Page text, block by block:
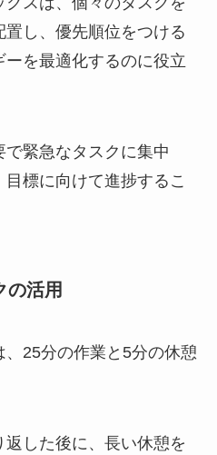
し、優先順位をつける
を最適化するのに役立
緊急なタスクに集中
標に向けて進捗するこ
の活用
25分の作業と5分の休憩
した後に、長い休憩を